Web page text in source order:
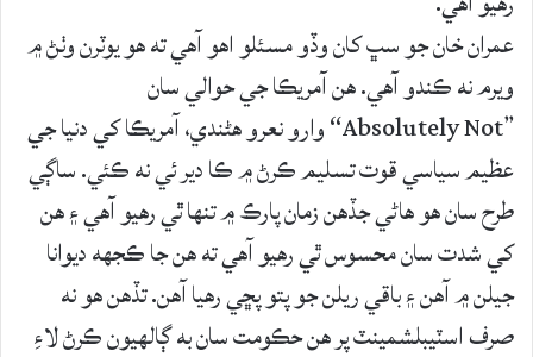
عمران خان جو سڀ کان وڏو مسئلو اهو آهي ته هو يوٽرن وٺڻ ۾
ويرم نه ڪندو آهي. هن آمريڪا جي حوالي سان
”Absolutely Not“ وارو نعرو هڻندي، آمريڪا کي دنيا جي
عظيم سياسي قوت تسليم ڪرڻ ۾ ڪا دير ئي نه ڪئي. ساڳي
طرح سان هو هاڻي جڏهن زمان پارڪ ۾ تنها ٿي رهيو آهي ۽ هن
کي شدت سان محسوس ٿي رهيو آهي ته هن جا ڪجهه ديوانا
جيلن ۾ آهن ۽ باقي ريلن جو پتو پڇي رهيا آهن. تڏهن هو نه
صرف اسٽيبلشمينٽ پر هن حڪومت سان به ڳالهيون ڪرڻ لاءِ